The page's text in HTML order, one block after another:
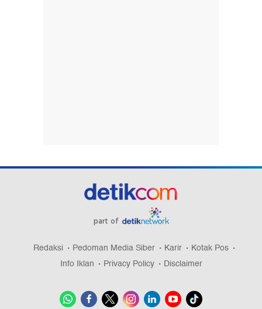
part of
Redaksi Pedoman Media Siber Karir
Kotak Pos
Info Iklan
Privacy Policy Disclaimer